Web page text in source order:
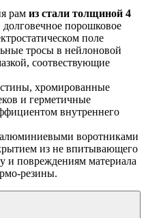
рам из стали толщиной 4
долговечное порошковое
поле
тросы в нейлоновой
соотвествующие
хромированные
и герметичные
внутреннего
воротниками
из не впитывающего
и повреждениям материала
резины.